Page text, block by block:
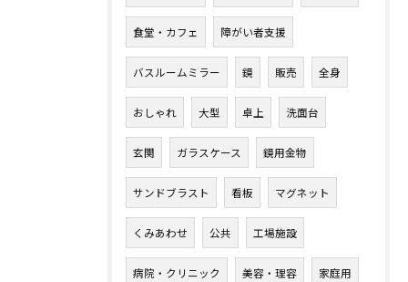
食堂・カフェ 障がい者支援
バスルームミラー 鏡 販売 全身
おしゃれ 大型 卓上 洗面台
玄関 ガラスケース 鏡用金物
サンドブラスト 看板 マグネット
くみあわせ 公共 工場施設
病院・クリニック 美容・理容 家庭用